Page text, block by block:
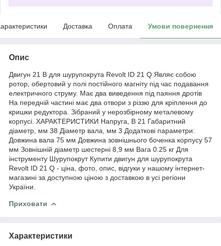
Доставка Оплата Умови повернення
Опис
Двигун 21 В для шурупокрута Revolt ID 21 Q Являє собою
ротор, обертовий у полі постійного магніту під час подавання
електричного струму. Має два виведення під паяння дротів
На передній частині має два отвори з різзю для кріплення до
кришки редуктора. Зібраний у нерозбірному металевому
корпусі. ХАРАКТЕРИСТИКИ Напруга, В 21 Габаритний
діаметр, мм 38 Діаметр вала, мм 3 Додаткові параметри:
Довжина вала 75 мм Довжина зовнішнього боченка корпусу 57
мм Зовнішній діаметр шестерні 8,9 мм Вага 0.25 кг Для
інструменту Шурупокрут Купити двигун для шурупокрута
Revolt ID 21 Q - ціна, фото, опис, відгуки у нашому інтернет-
магазині за доступною ціною з доставкою в усі регіони
України.
Приховати
Характеристики